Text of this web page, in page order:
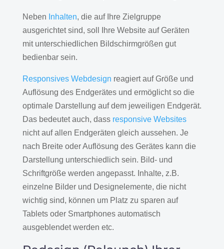
Neben Inhalten, die auf Ihre Zielgruppe
ausgerichtet sind, soll Ihre Website auf Geräten
mit unterschiedlichen Bildschirmgrößen gut
bedienbar sein.
Responsives Webdesign reagiert auf Größe und
Auflösung des Endgerätes und ermöglicht so die
optimale Darstellung auf dem jeweiligen Endgerät.
Das bedeutet auch, dass responsive Websites
nicht auf allen Endgeräten gleich aussehen. Je
nach Breite oder Auflösung des Gerätes kann die
Darstellung unterschiedlich sein. Bild- und
Schriftgröße werden angepasst. Inhalte, z.B.
einzelne Bilder und Designelemente, die nicht
wichtig sind, können um Platz zu sparen auf
Tablets oder Smartphones automatisch
ausgeblendet werden etc.